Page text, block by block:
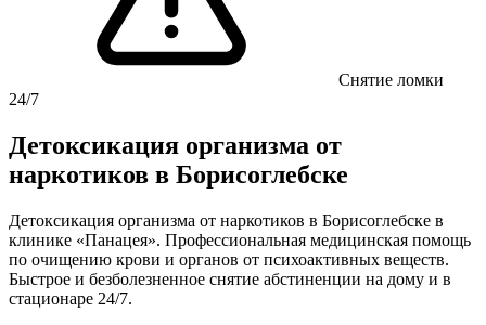
Снятие ломки
24/7
Детоксикация организма от
наркотиков в Борисоглебске
Детоксикация организма от наркотиков в Борисоглебске в
клинике «Панацея». Профессиональная медицинская помощь
по очищению крови и органов от психоактивных веществ.
Быстрое и безболезненное снятие абстиненции на дому и в
стационаре 24/7.